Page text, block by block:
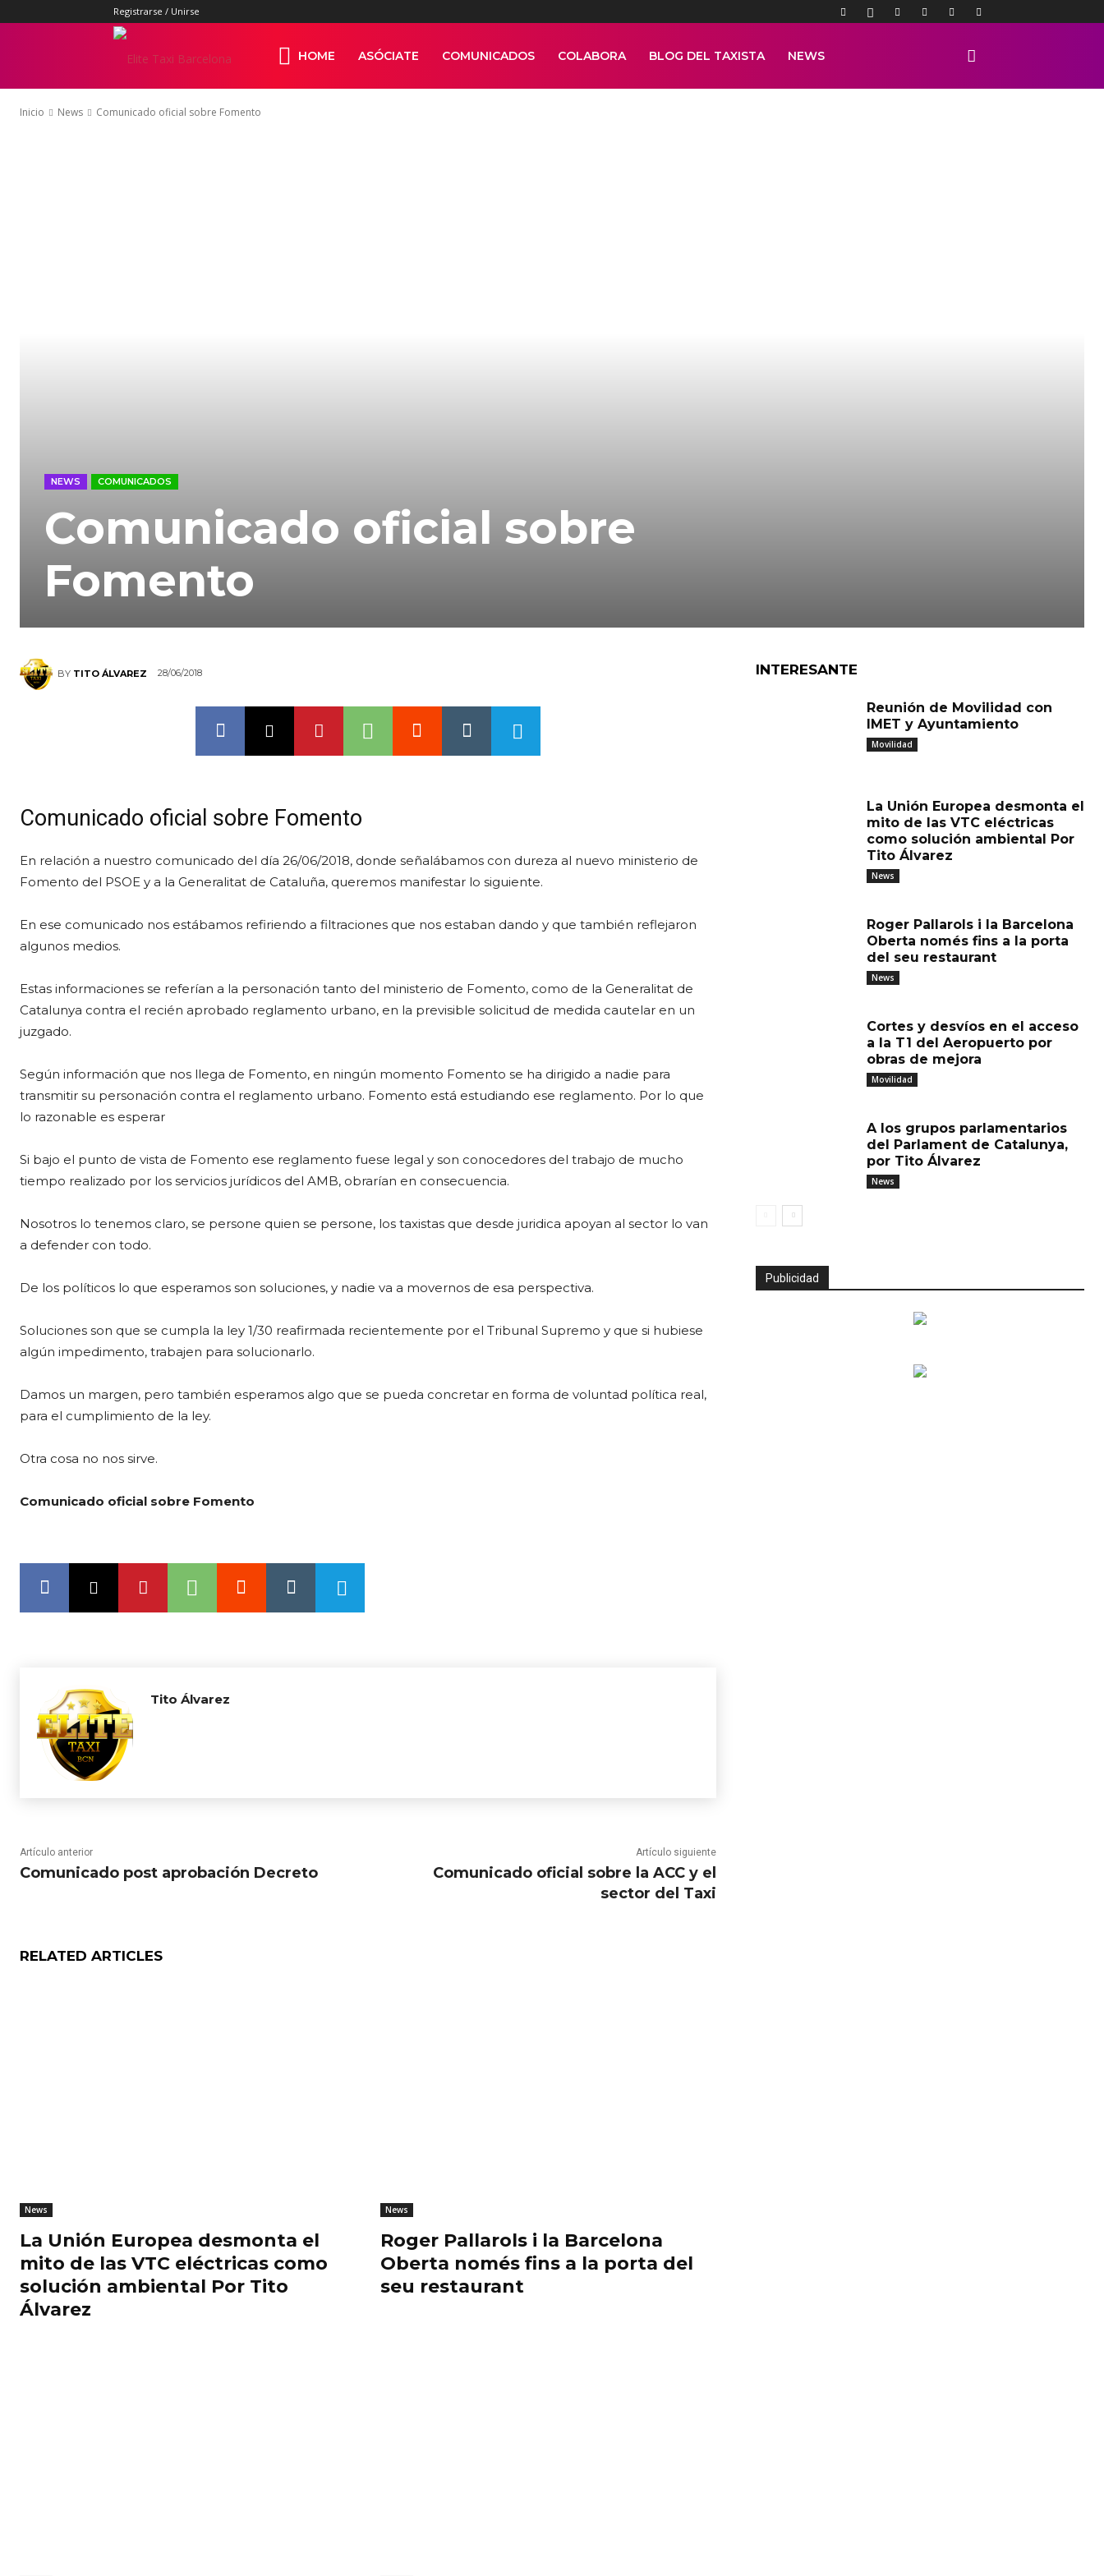
Registrarse / Unirse
Taxi
HOME ASÓCIATE COMUNICADOS COLABORA BLOG DEL TAXISTA NEWS
Inicio News Comunicado oficial sobre Fomento
NEWS COMUNICADOS
Comunicado oficial sobre
Fomento
BY TITO ÁLVAREZ 28/06/2018
Comunicado oficial sobre Fomento
En relación a nuestro comunicado del día 26/06/2018, donde señalábamos con dureza al nuevo ministerio de
Fomento del PSOE y a la Generalitat de Cataluña, queremos manifestar lo siguiente.
En ese comunicado nos estábamos refiriendo a filtraciones que nos estaban dando y que también reflejaron
algunos medios.
Estas informaciones se referían a la personación tanto del ministerio de Fomento, como de la Generalitat de
Catalunya contra el recién aprobado reglamento urbano, en la previsible solicitud de medida cautelar en un
juzgado.
Según información que nos llega de Fomento, en ningún momento Fomento se ha dirigido a nadie para
transmitir su personación contra el reglamento urbano. Fomento está estudiando ese reglamento. Por lo que
lo razonable es esperar
Si bajo el punto de vista de Fomento ese reglamento fuese legal y son conocedores del trabajo de mucho
tiempo realizado por los servicios jurídicos del AMB, obrarían en consecuencia.
Nosotros lo tenemos claro, se persone quien se persone, los taxistas que desde juridica apoyan al sector lo van
a defender con todo.
De los políticos lo que esperamos son soluciones, y nadie va a movernos de esa perspectiva.
Soluciones son que se cumpla la ley 1/30 reafirmada recientemente por el Tribunal Supremo y que si hubiese
algún impedimento, trabajen para solucionarlo.
Damos un margen, pero también esperamos algo que se pueda concretar en forma de voluntad política real,
para el cumplimiento de la ley.
Otra cosa no nos sirve.
Comunicado oficial sobre Fomento
Tito Álvarez
Artículo anterior
Comunicado post aprobación Decreto
Artículo siguiente
Comunicado oficial sobre la ACC y el
sector del Taxi
RELATED ARTICLES
News
La Unión Europea desmonta el
mito de las VTC eléctricas como
solución ambiental Por Tito
Álvarez
News
Roger Pallarols i la Barcelona
Oberta només fins a la porta del
seu restaurant
INTERESANTE
Reunión de Movilidad con
IMET y Ayuntamiento
Movilidad
La Unión Europea desmonta el
mito de las VTC eléctricas
como solución ambiental Por
Tito Álvarez
News
Roger Pallarols i la Barcelona
Oberta només fins a la porta
del seu restaurant
News
Cortes y desvíos en el acceso
a la T1 del Aeropuerto por
obras de mejora
Movilidad
A los grupos parlamentarios
del Parlament de Catalunya,
por Tito Álvarez
News
Publicidad